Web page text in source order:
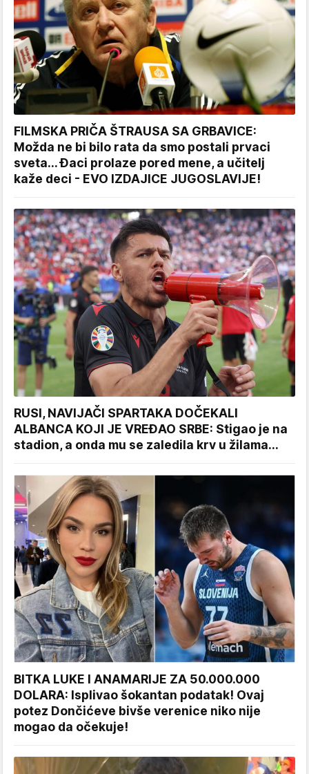
FILMSKA PRIČA ŠTRAUSA SA GRBAVICE:
Možda ne bi bilo rata da smo postali prvaci
sveta... Đaci prolaze pored mene, a učitelj
kaže deci - EVO IZDAJICE JUGOSLAVIJE!
RUSI, NAVIJAČI SPARTAKA DOČEKALI
ALBANCA KOJI JE VREĐAO SRBE: Stigao je na
stadion, a onda mu se zaledila krv u žilama...
BITKA LUKE I ANAMARIJE ZA 50.000.000
DOLARA: Isplivao šokantan podatak! Ovaj
potez Dončićeve bivše verenice niko nije
mogao da očekuje!